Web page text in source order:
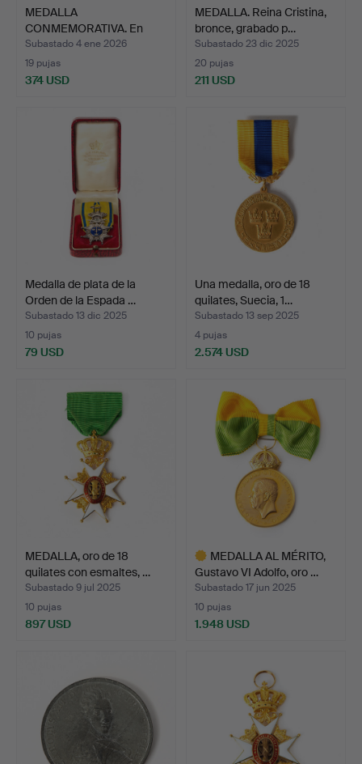
MEDALLA
CONMEMORATIVA. En
memoria de Ulrik…
Subastado 4 ene 2026
19 pujas
374 USD
MEDALLA. Reina Cristina,
bronce, grabado p…
Subastado 23 dic 2025
20 pujas
211 USD
Medalla de plata de la
Orden de la Espada …
Subastado 13 dic 2025
10 pujas
79 USD
Una medalla, oro de 18
quilates, Suecia, 1…
Subastado 13 sep 2025
4 pujas
2.574 USD
MEDALLA, oro de 18
quilates con esmaltes, …
Subastado 9 jul 2025
10 pujas
897 USD
MEDALLA AL MÉRITO,
Gustavo VI Adolfo, oro …
Subastado 17 jun 2025
10 pujas
1.948 USD